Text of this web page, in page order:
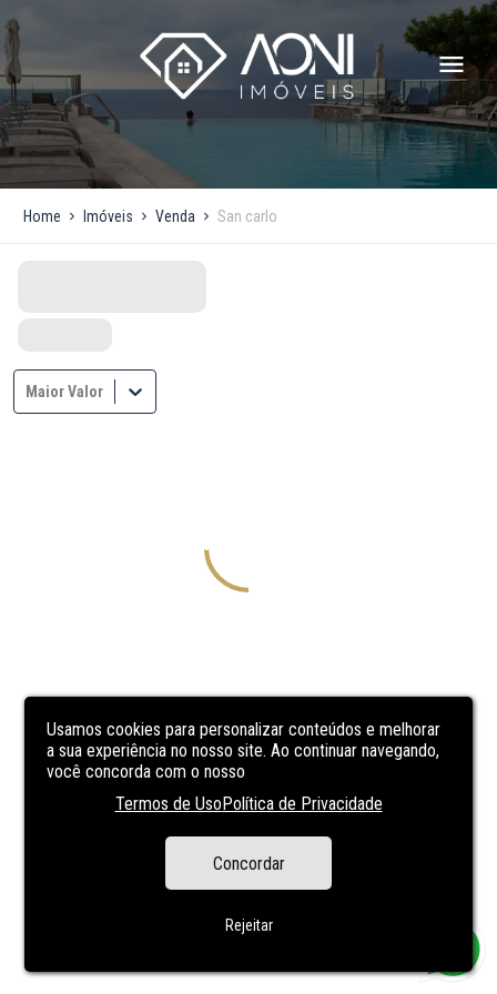
Usamos cookies para personalizar conteúdos e melhorar
a sua experiência no nosso site. Ao continuar navegando,
você concorda com o nosso
Termos de UsoPolítica de Privacidade
Concordar
Rejeitar
Home Imóveis Venda San carlo
Maior Valor